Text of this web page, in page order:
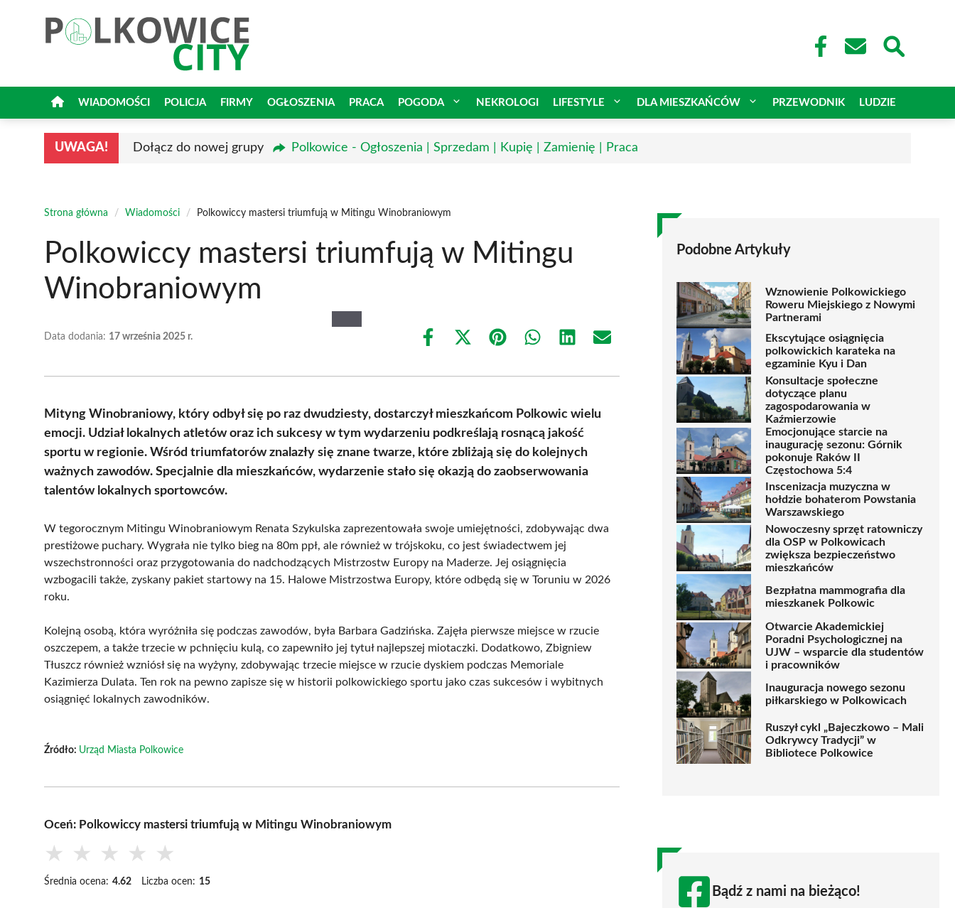
WIADOMOŚCI POLICJA FIRMY OGŁOSZENIA PRACA POGODA NEKROLOGI LIFESTYLE DLA MIESZKAŃCÓW PRZEWODNIK LUDZIE
UWAGA! Dołącz do nowej grupy Polkowice - Ogłoszenia | Sprzedam | Kupię | Zamienię | Praca
Strona główna / Wiadomości / Polkowiccy mastersi triumfują w Mitingu Winobraniowym
Polkowiccy mastersi triumfują w Mitingu
Winobraniowym
Data dodania: 17 września 2025 r.
Share
Share
(Twitter)
Share Share Share Share
Mityng Winobraniowy, który odbył się po raz dwudziesty, dostarczył mieszkańcom Polkowic wielu
emocji. Udział lokalnych atletów oraz ich sukcesy w tym wydarzeniu podkreślają rosnącą jakość
sportu w regionie. Wśród triumfatorów znalazły się znane twarze, które zbliżają się do kolejnych
ważnych zawodów. Specjalnie dla mieszkańców, wydarzenie stało się okazją do zaobserwowania
talentów lokalnych sportowców.
W tegorocznym Mitingu Winobraniowym Renata Szykulska zaprezentowała swoje umiejętności, zdobywając dwa
prestiżowe puchary. Wygrała nie tylko bieg na 80m ppł, ale również w trójskoku, co jest świadectwem jej
wszechstronności oraz przygotowania do nadchodzących Mistrzostw Europy na Maderze. Jej osiągnięcia
wzbogacili także, zyskany pakiet startowy na 15. Halowe Mistrzostwa Europy, które odbędą się w Toruniu w 2026
roku.
Kolejną osobą, która wyróżniła się podczas zawodów, była Barbara Gadzińska. Zajęła pierwsze miejsce w rzucie
oszczepem, a także trzecie w pchnięciu kulą, co zapewniło jej tytuł najlepszej miotaczki. Dodatkowo, Zbigniew
Tłuszcz również wzniósł się na wyżyny, zdobywając trzecie miejsce w rzucie dyskiem podczas Memoriale
Kazimierza Dulata. Ten rok na pewno zapisze się w historii polkowickiego sportu jako czas sukcesów i wybitnych
osiągnięć lokalnych zawodników.
Źródło: Urząd Miasta Polkowice
Oceń: Polkowiccy mastersi triumfują w Mitingu Winobraniowym
★ ★ ★ ★ ★
Średnia ocena: 4.62 Liczba ocen: 15
Podobne Artykuły
Wznowienie Polkowickiego
Roweru Miejskiego z Nowymi
Partnerami
Ekscytujące osiągnięcia
polkowickich karateka na
egzaminie Kyu i Dan
Konsultacje społeczne
dotyczące planu
zagospodarowania w
Kaźmierzowie
Emocjonujące starcie na
inaugurację sezonu: Górnik
pokonuje Raków II
Częstochowa 5:4
Inscenizacja muzyczna w
hołdzie bohaterom Powstania
Warszawskiego
Nowoczesny sprzęt ratowniczy
dla OSP w Polkowicach
zwiększa bezpieczeństwo
mieszkańców
Bezpłatna mammografia dla
mieszkanek Polkowic
Otwarcie Akademickiej
Poradni Psychologicznej na
UJW – wsparcie dla studentów
i pracowników
Inauguracja nowego sezonu
piłkarskiego w Polkowicach
Ruszył cykl „Bajeczkowo – Mali
Odkrywcy Tradycji” w
Bibliotece Polkowice
Bądź z nami na bieżąco!